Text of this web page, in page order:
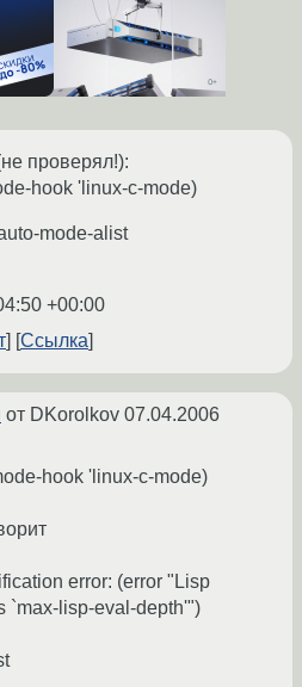
проверял!):
hook 'linux-c-mode)
mode-alist
+00:00
Ссылка
от DKorolkov 07.04.2006
hook 'linux-c-mode)
error: (error "Lisp
`max-lisp-eval-depth'")